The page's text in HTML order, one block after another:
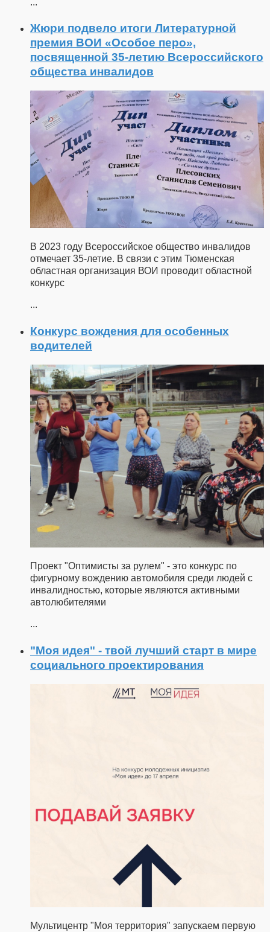
Жюри подвело итоги Литературной
премия ВОИ «Особое перо»,
посвященной 35-летию Всероссийского
общества инвалидов
В 2023 году Всероссийское общество инвалидов
отмечает 35-летие. В связи с этим Тюменская
областная организация ВОИ проводит областной
конкурс
...
Конкурс вождения для особенных
водителей
Проект "Оптимисты за рулем" - это конкурс по
фигурному вождению автомобиля среди людей с
инвалидностью, которые являются активными
автолюбителями
...
"Моя идея" - твой лучший старт в мире
социального проектирования
Мультицентр "Моя территория" запускаем первую